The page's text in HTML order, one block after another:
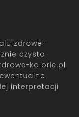
zdrowe-
czysto
kalorie.pl
interpretacji